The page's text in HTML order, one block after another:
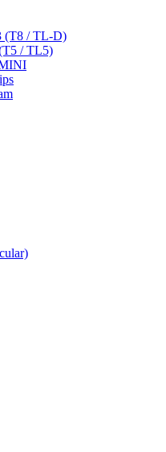
(T8 / TL-D)
/ TL5)